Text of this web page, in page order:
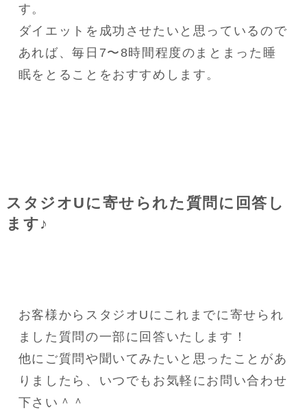
す。
ダイエットを成功させたいと思っているので
あれば、毎日7〜8時間程度のまとまった睡
眠をとることをおすすめします。
スタジオUに寄せられた質問に回答し
ます♪
お客様からスタジオUにこれまでに寄せられ
ました質問の一部に回答いたします！
他にご質問や聞いてみたいと思ったことがあ
りましたら、いつでもお気軽にお問い合わせ
下さい＾＾